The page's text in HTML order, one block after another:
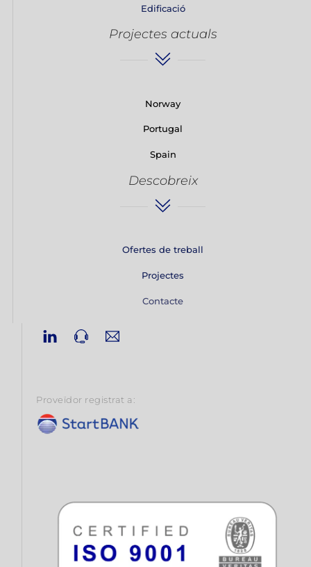
Edificació
Projectes actuals
Norway
Portugal
Spain
Descobreix
Ofertes de treball
Projectes
Contacte
Linkedin
Proveïdor registrat a: